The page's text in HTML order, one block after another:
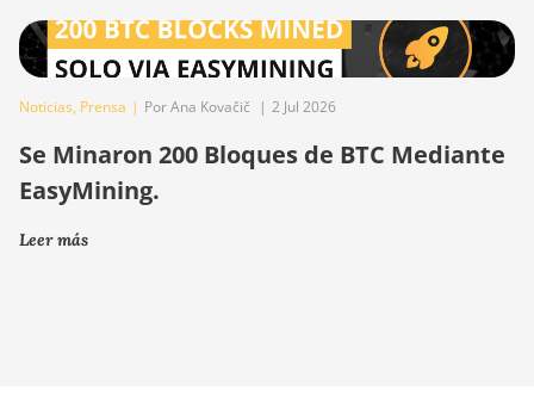
Noticias, Prensa | Por Ana Kovačič | 2 Jul 2026
Se Minaron 200 Bloques de BTC Mediante
EasyMining.
Leer más